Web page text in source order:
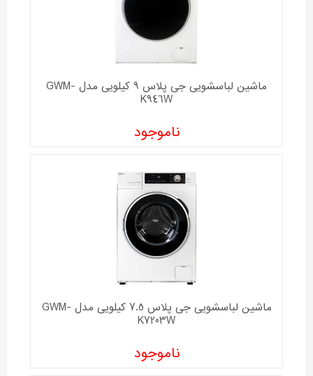
ماشین لباسشویی جی پلاس 9 کیلویی مدل GWM-
K946W
ناموجود
ماشین لباسشویی جی پلاس 7.5 کیلویی مدل GWM-
K7203W
ناموجود